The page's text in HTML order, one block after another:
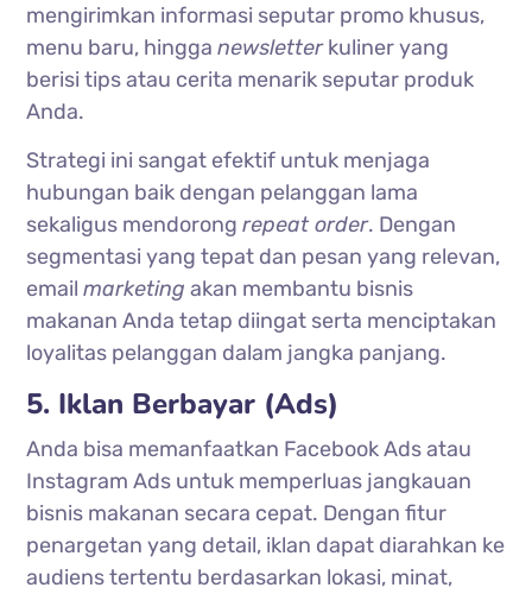
mengirimkan informasi seputar promo khusus,
menu baru, hingganewsletterkuliner yang
berisi tips atau cerita menarik seputar produk
Anda.
Strategi ini sangat efektif untuk menjaga
hubungan baik dengan pelanggan lama
sekaligus mendorongrepeat order. Dengan
segmentasi yang tepat dan pesan yang relevan,
emailmarketing akan membantu bisnis
makanan Anda tetap diingat serta menciptakan
loyalitas pelanggan dalam jangka panjang.
5. Iklan Berbayar (Ads)
Anda bisa memanfaatkan Facebook Ads atau
Instagram Ads untuk memperluas jangkauan
bisnis makanan secara cepat. Dengan fitur
penargetan yang detail, iklan dapat diarahkan ke
audiens tertentu berdasarkan lokasi, minat,